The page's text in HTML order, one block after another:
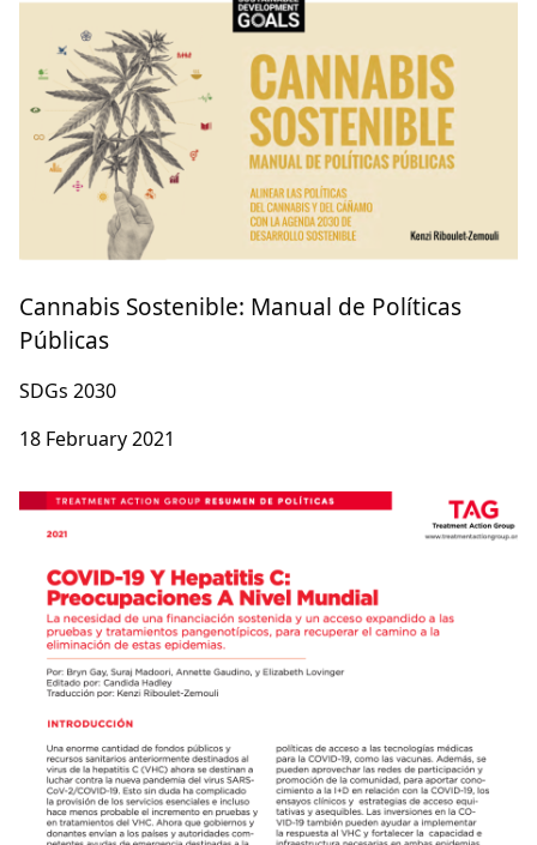
Cannabis Sostenible: Manual de Políticas
Públicas
SDGs 2030
18 February 2021